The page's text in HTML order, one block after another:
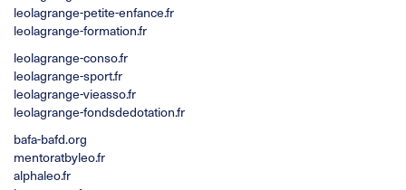
leolagrange-petite-enfance.fr
leolagrange-formation.fr
leolagrange-conso.fr
leolagrange-sport.fr
leolagrange-vieasso.fr
leolagrange-fondsdedotation.fr
bafa-bafd.org
mentoratbyleo.fr
alphaleo.fr